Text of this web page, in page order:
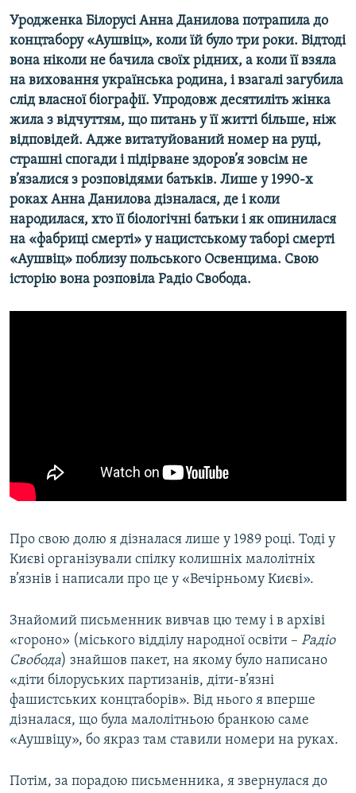
Уродженка Білорусі Анна Данилова потрапила до
концтабору «Аушвіц», коли їй було три роки. Відтоді
вона ніколи не бачила своїх рідних, а коли її взяла
на виховання українська родина, і взагалі загубила
слід власної біографії. Упродовж десятиліть жінка
жила з відчуттям, що питань у її житті більше, ніж
відповідей. Адже витатуйований номер на руці,
страшні спогади і підірване здоров’я зовсім не
в’язалися з розповідями батьків. Лише у 1990-х
роках Анна Данилова дізналася, де і коли
народилася, хто її біологічні батьки і як опинилася
на «фабриці смерті» у нацистському таборі смерті
«Аушвіц» поблизу польського Освенцима. Свою
історію вона розповіла Радіо Свобода.
Про свою долю я дізналася лише у 1989 році. Тоді у
Києві організували спілку колишніх малолітніх
в’язнів і написали про це у «Вечірньому Києві».
Знайомий письменник вивчав цю тему і в архіві
«гороно» (міського відділу народної освіти – Радіо
Свобода) знайшов пакет, на якому було написано
«діти білоруських партизанів, діти-в’язні
фашистських концтаборів». Від нього я вперше
дізналася, що була малолітньою бранкою саме
«Аушвіцу», бо якраз там ставили номери на руках.
Потім, за порадою письменника, я звернулася до